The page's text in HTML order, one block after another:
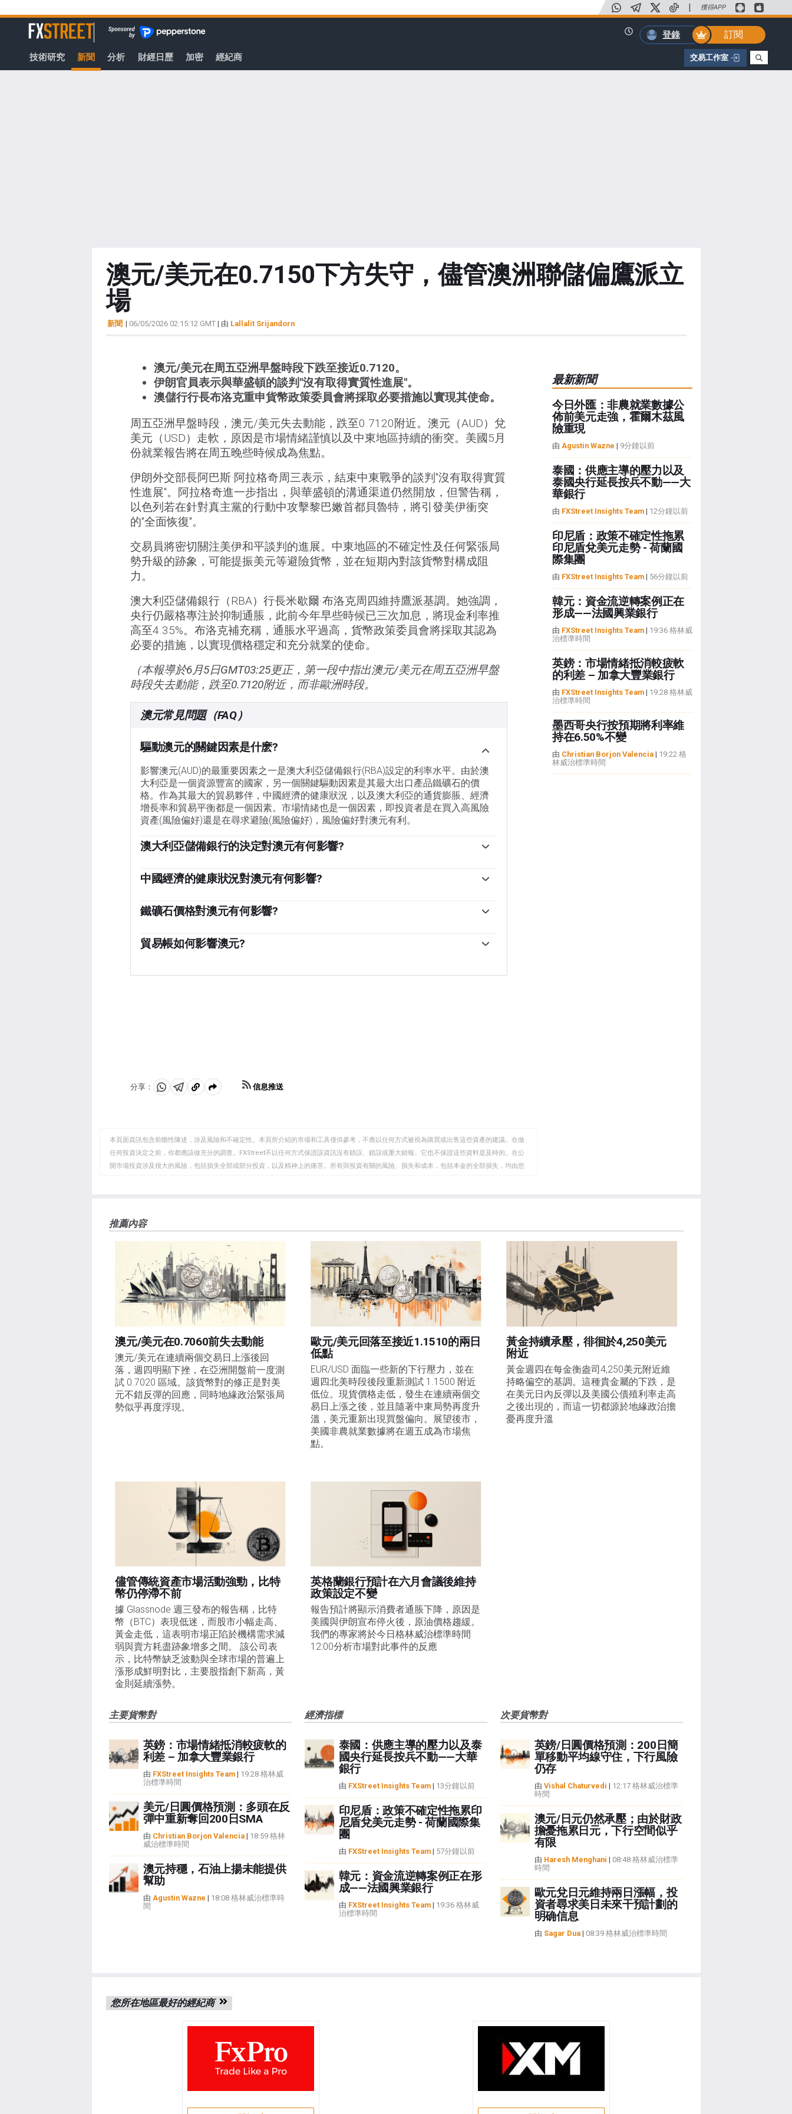
至
容
| 獲得APP
FXStreet
登錄
訂閱
技術研究 新聞 分析 財經日歷 加密 經紀商 交易工作室
澳元/美元在0.7150下方失守，儘管澳洲聯儲偏鷹派立
場
新聞 | 06/05/2026 02:15:12 GMT| 由 Lallalit Srijandorn
澳元/美元在周五亞洲早盤時段下跌至接近0.7120。
伊朗官員表示與華盛頓的談判"沒有取得實質性進展"。
澳儲行行長布洛克重申貨幣政策委員會將採取必要措施以實現其使命。
周五亞洲早盤時段，澳元/美元失去動能，跌至0.7120附近。澳元（AUD）兌
美元（USD）走軟，原因是市場情緒謹慎以及中東地區持續的衝突。美國5月
份就業報告將在周五晚些時候成為焦點。
伊朗外交部長阿巴斯·阿拉格奇周三表示，結束中東戰爭的談判"沒有取得實質
性進展"。阿拉格奇進一步指出，與華盛頓的溝通渠道仍然開放，但警告稱，
以色列若在針對真主黨的行動中攻擊黎巴嫩首都貝魯特，將引發美伊衝突
的"全面恢復"。
交易員將密切關注美伊和平談判的進展。中東地區的不確定性及任何緊張局
勢升級的跡象，可能提振美元等避險貨幣，並在短期內對該貨幣對構成阻
力。
澳大利亞儲備銀行（RBA）行長米歇爾·布洛克周四維持鷹派基調。她強調，
央行仍嚴格專注於抑制通脹，此前今年早些時候已三次加息，將現金利率推
高至4.35%。布洛克補充稱，通脹水平過高，貨幣政策委員會將採取其認為
必要的措施，以實現價格穩定和充分就業的使命。
（本報導於6月5日GMT03:25更正，第一段中指出澳元/美元在周五亞洲早盤
時段失去動能，跌至0.7120附近，而非歐洲時段。
澳元常見問題（FAQ）
驅動澳元的關鍵因素是什麽?
影響澳元(AUD)的最重要因素之一是澳大利亞儲備銀行(RBA)設定的利率水平。由於澳
大利亞是一個資源豐富的國家，另一個關鍵驅動因素是其最大出口產品鐵礦石的價
格。作為其最大的貿易夥伴，中國經濟的健康狀況，以及澳大利亞的通貨膨脹、經濟
增長率和貿易平衡都是一個因素。市場情緒也是一個因素，即投資者是在買入高風險
資產(風險偏好)還是在尋求避險(風險偏好)，風險偏好對澳元有利。
澳大利亞儲備銀行的決定對澳元有何影響?
(AUD)。這影響了整個經濟的利率水平。澳大利亞央行的主要目標是通過上調或下調利
對較低的利率則支持澳元。澳大利亞央行還可以使用量化寬松和緊縮政策來影響信貸
狀況，前者對澳元不利，後者對澳元有利。
中國經濟的健康狀況對澳元有何影響?
影響。當中國經濟表現良好時，它會從澳大利亞購買更多的原材料、商品和服務，從
相反。因此，中國經濟增長數據的正面或負面驚喜通常會對澳元及其貨幣對產生直接
影響。
鐵礦石價格對澳元有何影響?
元，中國是其主要出口目的地。因此，鐵礦石價格可以成為澳元的驅動因素。一般來
易順差，這對澳元也是有利的。
貿易帳如何影響澳元?
素。如果澳大利亞生產受歡迎的出口產品，那麽它的貨幣將純粹從尋求購買其出口產
分享：
分
WhatsApp
分
Telegram
複
剪
貼
板
信息推送
本頁面資訊包含前瞻性陳述，涉及風險和不確定性。本頁所介紹的市場和工具僅供參考，不應以任何方式被視為購買或出售這些資產的建議。在做
任何投資決定之前，你都應該做充分的調查。FXStreet不以任何方式保證該資訊沒有錯誤、錯誤或重大錯報。它也不保證這些資料是及時的。在公
開市場投資涉及很大的風險，包括損失全部或部分投資，以及精神上的痛苦。所有與投資有關的風險、損失和成本，包括本金的全部損失，均由您
FXStreet和作者不提供個性化的建議。作者對該資訊的準確性、完整性或適用性不作任何陳述。FXStreet和作者將不承擔任何錯誤，遺漏或任何損
失，傷害或損害由此資訊及其顯示或使用引起的。錯誤和遺漏除外。本文作者和FXStreet並非註冊投資顧問，本文內容無意提供任何投資建議。
最新新聞
今日外匯：非農就業數據公
佈前美元走強，霍爾木茲風
險重現
由 Agustin Wazne | 9分鐘以前
泰國：供應主導的壓力以及
泰國央行延長按兵不動——大
華銀行
由 FXStreet Insights Team| 12分鐘以前
印尼盾：政策不確定性拖累
印尼盾兌美元走勢 - 荷蘭國
際集團
由 FXStreet Insights Team| 56分鐘以前
韓元：資金流逆轉案例正在
形成——法國興業銀行
由 FXStreet Insights Team| 19:36 格林威
治標準時間
英鎊：市場情緒抵消較疲軟
的利差 – 加拿大豐業銀行
由 FXStreet Insights Team| 19:28 格林威
治標準時間
墨西哥央行按預期將利率維
持在6.50%不變
由 Christian Borjon Valencia| 19:22 格
林威治標準時間
推薦內容
澳元/美元在0.7060前失去動能
澳元/美元在連續兩個交易日上漲後回
落，週四明顯下挫，在亞洲開盤前一度測
試 0.7020 區域。該貨幣對的修正是對美
元不錯反彈的回應，同時地緣政治緊張局
勢似乎再度浮現。
歐元/美元回落至接近1.1510的兩日
低點
EUR/USD 面臨一些新的下行壓力，並在
週四北美時段後段重新測試 1.1500 附近
低位。現貨價格走低，發生在連續兩個交
易日上漲之後，並且隨著中東局勢再度升
溫，美元重新出現買盤偏向。展望後市，
美國非農就業數據將在週五成為市場焦
點。
黃金持續承壓，徘徊於4,250美元
附近
黃金週四在每金衡盎司4,250美元附近維
持略偏空的基調。這種貴金屬的下跌，是
在美元日內反彈以及美國公債殖利率走高
之後出現的，而這一切都源於地緣政治擔
憂再度升溫
儘管傳統資產市場活動強勁，比特
幣仍停滯不前
據 Glassnode 週三發布的報告稱，比特
幣（BTC）表現低迷，而股市小幅走高、
黃金走低，這表明市場正陷於機構需求減
弱與賣方耗盡跡象增多之間。 該公司表
示，比特幣缺乏波動與全球市場的普遍上
漲形成鮮明對比，主要股指創下新高，黃
金則延續漲勢。
英格蘭銀行預計在六月會議後維持
政策設定不變
報告預計將顯示消費者通脹下降，原因是
美國與伊朗宣布停火後，原油價格趨緩。
我們的專家將於今日格林威治標準時間
12:00分析市場對此事件的反應
主要貨幣對
英鎊：市場情緒抵消較疲軟的
利差 – 加拿大豐業銀行
由 FXStreet Insights Team| 19:28 格林威
治標準時間
美元/日圓價格預測：多頭在反
彈中重新奪回200日SMA
由 Christian Borjon Valencia| 18:59 格林
威治標準時間
澳元持穩，石油上揚未能提供
幫助
由 Agustin Wazne | 18:08 格林威治標準時
間
經濟指標
泰國：供應主導的壓力以及泰
國央行延長按兵不動——大華
銀行
由 FXStreet Insights Team| 13分鐘以前
印尼盾：政策不確定性拖累印
尼盾兌美元走勢 - 荷蘭國際集
團
由 FXStreet Insights Team| 57分鐘以前
韓元：資金流逆轉案例正在形
成——法國興業銀行
由 FXStreet Insights Team| 19:36 格林威
治標準時間
次要貨幣對
英鎊/日圓價格預測：200日簡
單移動平均線守住，下行風險
仍存
由 Vishal Chaturvedi | 12:17 格林威治標準
時間
澳元/日元仍然承壓；由於財政
擔憂拖累日元，下行空間似乎
有限
由 Haresh Menghani | 08:48 格林威治標準
時間
歐元兌日元維持兩日漲幅，投
資者尋求美日未來干預計劃的
明确信息
由 Sagar Dua| 08:39 格林威治標準時間
您所在地區最好的經紀商